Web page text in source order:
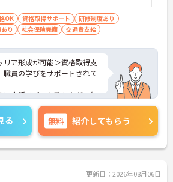
OK 資格取得サポート
研修制度あり
り
社会保険完備 交通費支給
リア形成が可能＞資格取得支
職員の学びをサポートされて
＞生活リズムを整えながら無
＞利用者さまに深く寄り添
目指し、職員の専門性を高め
注力されています。
面接対策ポイント等、さらに
る 無料 紹介してもらう
更新日：2026年08月06日